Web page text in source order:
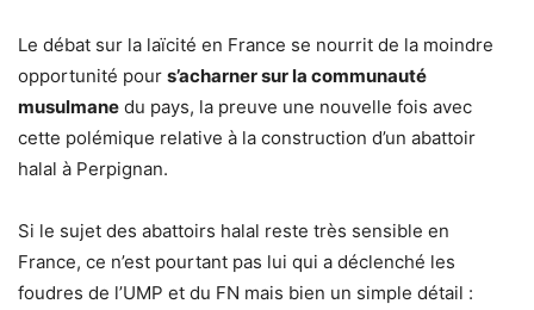
Le débat sur la laïcité en France se nourrit de la moindre
opportunité pour s’acharner sur la communauté
musulmane du pays, la preuve une nouvelle fois avec
cette polémique relative à la construction d’un abattoir
halal à Perpignan.
Si le sujet des abattoirs halal reste très sensible en
France, ce n’est pourtant pas lui qui a déclenché les
foudres de l’UMP et du FN mais bien un simple détail :